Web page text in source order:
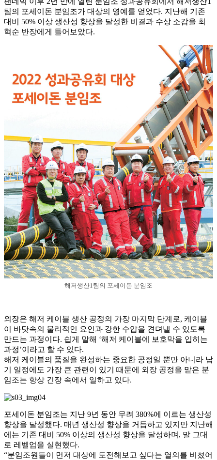
팀의 포세이돈 분임조가 대상의 영예를 얻었다. 지난해 기존
대비 50% 이상 생산성 향상을 달성한 비결과 수상 소감을 최
혁순 반장에게 들어보았다.
해저생산1팀의 포세이돈 분임조
외장은 해저 케이블 생산 공정의 가장 마지막 단계로, 케이블
이 바닷속의 물리적인 요인과 강한 수압을 견뎌낼 수 있도록
만드는 과정이다. 쉽게 말해 ‘해저 케이블에 보호막을 입히는
과정’이라고 할 수 있다.
해저 케이블의 품질을 완성하는 중요한 공정일 뿐만 아니라 납
기 일정에도 가장 큰 관련이 있기 때문에 외장 공정을 맡은 분
임조는 항상 긴장 속에서 일하고 있다.
포세이돈 분임조는 지난 9년 동안 무려 380%에 이르는 생산성
향상을 달성했다. 매년 생산성 향상을 거듭하고 있지만 지난해
에는 기존 대비 50% 이상의 생산성 향상을 달성하며, 말 그대
로 레벨업을 실현했다.
“분임조원들이 먼저 대상에 도전해보고 싶다는 열의를 비쳤어